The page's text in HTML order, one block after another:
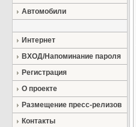
Автомобили
Интернет
ВХОД/Напоминание пароля
Регистрация
О проекте
Размещение пресс-релизов
Контакты